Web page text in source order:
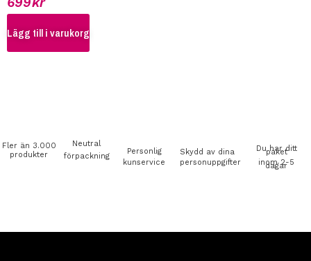
Lägg till i varukorg
Fler än 3.000
produkter
Neutral
förpackning
Personlig
kunservice
Skydd av dina
personuppgifter
Du har ditt
paket
inom 2-5
dagar